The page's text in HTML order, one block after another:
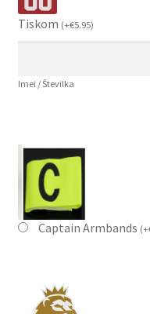
Tiskom (+€5.95)
Imei / Številka
Captain Armbands (+